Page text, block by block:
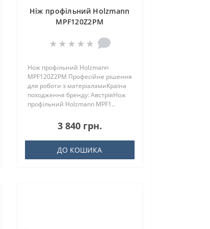
Ніж профільний Holzmann
MPF120Z2PM
Нож профільний Holzmann
MPF120Z2PM Професійне рішення
для роботи з матеріаламиКраїна
походження бренду: АвстріяНож
профільний Holzmann MPF1..
3 840 грн.
ДО КОШИКА